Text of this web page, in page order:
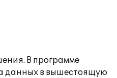
В программе
данных в вышестоящую